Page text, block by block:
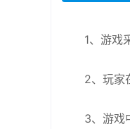
1、游戏
2、玩家
3、游戏